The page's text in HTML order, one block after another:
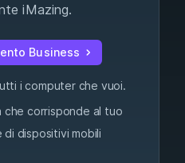
iMazing.
Business
i computer che vuoi.
che corrisponde al tuo
dispositivi mobili